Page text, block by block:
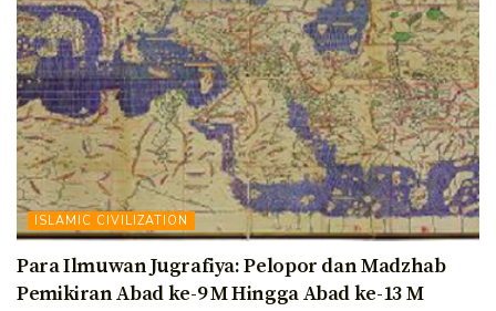
ISLAMIC CIVILIZATION
Para Ilmuwan Jugrafiya: Pelopor dan Madzhab
Pemikiran Abad ke-9 M Hingga Abad ke-13 M